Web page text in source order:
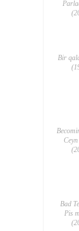
Bir
Bad
Pis